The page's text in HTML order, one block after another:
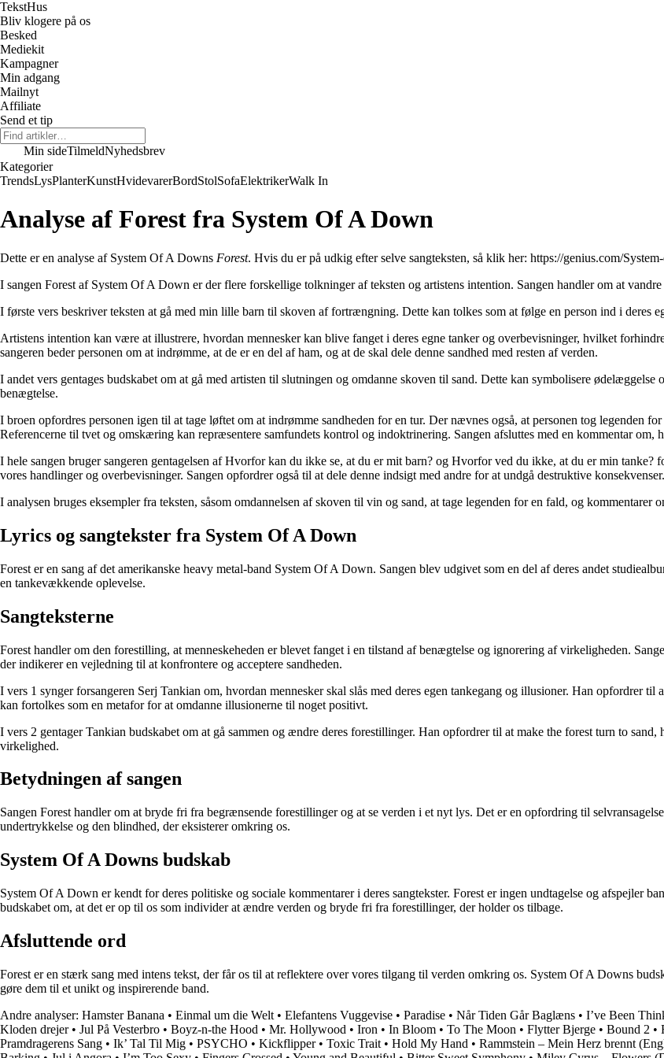
TekstHus
Bliv klogere på os
Besked
Mediekit
Kampagner
Min adgang
Mailnyt
Affiliate
Send et tip
Min sideTilmeldNyhedsbrev
Kategorier
TrendsLysPlanterKunstHvidevarerBordStolSofaElektrikerWalk In
Analyse af Forest fra System Of A Down
Dette er en analyse af System Of A Downs Forest. Hvis du er på udkig efter selve sangteksten, så klik her: https://genius.com/
I sangen Forest af System Of A Down er der flere forskellige tolkninger af teksten og artistens intention. Sangen handler om at
I første vers beskriver teksten at gå med min lille barn til skoven af fortrængning. Dette kan tolkes som at følge en person ind i deres
Artistens intention kan være at illustrere, hvordan mennesker kan blive fanget i deres egne tanker og overbevisninger, hvilket
sangeren beder personen om at indrømme, at de er en del af ham, og at de skal dele denne sandhed med resten af verden.
I andet vers gentages budskabet om at gå med artisten til slutningen og omdanne skoven til sand. Dette kan symbolisere
benægtelse.
I broen opfordres personen igen til at tage løftet om at indrømme sandheden for en tur. Der nævnes også, at personen tog legenden
Referencerne til tvet og omskæring kan repræsentere samfundets kontrol og indoktrinering. Sangen afsluttes med en kommentar om,
I hele sangen bruger sangeren gentagelsen af ​​Hvorfor kan du ikke se, at du er mit barn? og Hvorfor ved du ikke, at du er min
vores handlinger og overbevisninger. Sangen opfordrer også til at dele denne indsigt med andre for at undgå destruktive konsekvenser.
I analysen bruges eksempler fra teksten, såsom omdannelsen af ​​skoven til vin og sand, at tage legenden for en fald, og
Lyrics og sangtekster fra System Of A Down
Forest er en sang af det amerikanske heavy metal-band System Of A Down. Sangen blev udgivet som en del af deres andet
en tankevækkende oplevelse.
Sangteksterne
Forest handler om den forestilling, at menneskeheden er blevet fanget i en tilstand af benægtelse og ignorering af virkeligheden.
der indikerer en vejledning til at konfrontere og acceptere sandheden.
I vers 1 synger forsangeren Serj Tankian om, hvordan mennesker skal slås med deres egen tankegang og illusioner. Han opfordrer
kan fortolkes som en metafor for at omdanne illusionerne til noget positivt.
I vers 2 gentager Tankian budskabet om at gå sammen og ændre deres forestillinger. Han opfordrer til at make the forest turn to
virkelighed.
Betydningen af sangen
Sangen Forest handler om at bryde fri fra begrænsende forestillinger og at se verden i et nyt lys. Det er en opfordring til
undertrykkelse og den blindhed, der eksisterer omkring os.
System Of A Downs budskab
System Of A Down er kendt for deres politiske og sociale kommentarer i deres sangtekster. Forest er ingen undtagelse og afspejler
budskabet om, at det er op til os som individer at ændre verden og bryde fri fra forestillinger, der holder os tilbage.
Afsluttende ord
Forest er en stærk sang med intens tekst, der får os til at reflektere over vores tilgang til verden omkring os. System Of A Downs
gøre dem til et unikt og inspirerende band.
Andre analyser: Hamster Banana • Einmal um die Welt • Elefantens Vuggevise • Paradise • Når Tiden Går Baglæns • I’ve Been
Kloden drejer• Jul På Vesterbro • Boyz-n-the Hood • Mr. Hollywood • Iron • In Bloom • To The Moon • Flytter Bjerge • Bound 2 •
Pramdragerens Sang • Ik’ Tal Til Mig • PSYCHO • Kickflipper• Toxic Trait • Hold My Hand • Rammstein – Mein Herz brennt